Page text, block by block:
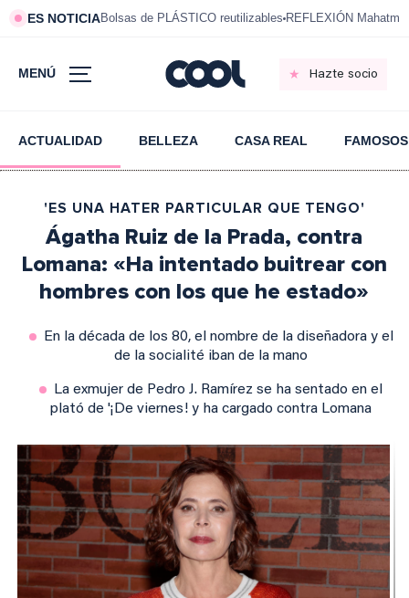
ES NOTICIABolsas de PLÁSTICO reutilizables REFLEXIÓN
MENÚ Hazte socio
ACTUALIDAD BELLEZA CASA REAL FAMOSOS
'ES UNA HATER PARTICULAR QUE TENGO'
Ágatha Ruiz de la Prada, contra
Lomana: «Ha intentado buitrear con
hombres con los que he estado»
En la década de los 80, el nombre de la diseñadora y el
de la socialité iban de la mano
La exmujer de Pedro J. Ramírez se ha sentado en el
plató de '¡De viernes! y ha cargado contra Lomana